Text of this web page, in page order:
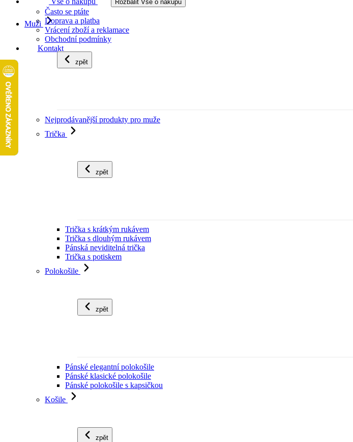
Rozbalit Vše o nákupu
Často se ptáte
Doprava a platba
Vrácení zboží a reklamace
Obchodní podmínky
Kontakt
Muži
zpět
Nejprodávanější produkty pro muže
Trička
zpět
Trička s krátkým rukávem
Trička s dlouhým rukávem
Pánská neviditelná trička
Trička s potiskem
Polokošile
zpět
Pánské elegantní polokošile
Pánské klasické polokošile
Pánské polokošile s kapsičkou
Košile
zpět